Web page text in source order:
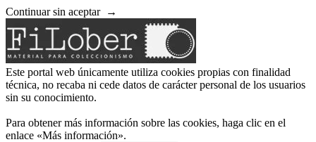
Continuar sin aceptar →
Este portal web únicamente utiliza cookies propias con finalidad
técnica, no recaba ni cede datos de carácter personal de los usuarios
sin su conocimiento.
Para obtener más información sobre las cookies, haga clic en el
enlace «Más información».